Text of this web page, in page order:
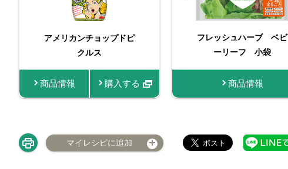
アメリカンチョップドピ
クルス
商品情報 購入する
フレッシュハーブ 有機
ベビーリーフ 小袋
商品情報
フレッシュハーブ ベビ
ーリーフ 小袋
商品情報
マイレシピに追加